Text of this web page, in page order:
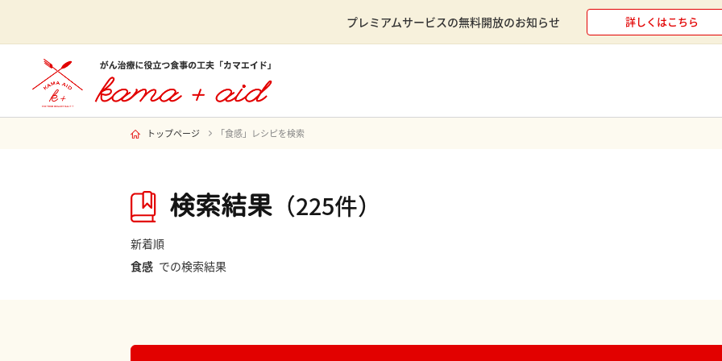
プレミアムサービスの無料開放のお知らせ 詳しくはこちら
トップページ 「食感」レシピを検索
検索結果 （225件）
新着順
食感 での検索結果